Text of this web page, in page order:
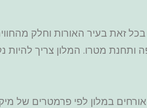
זאת בעיר האורות וחלק
ותחנת מטרו. המלון צריך להיות
במלון לפי פרמטרים של